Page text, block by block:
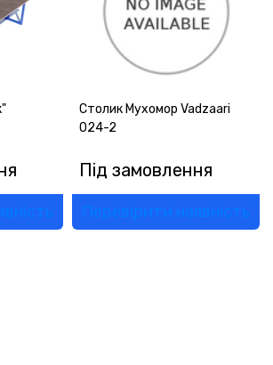
Столик Мухомор Vadzaari
024-2
Під замовлення
Перевірити наявність